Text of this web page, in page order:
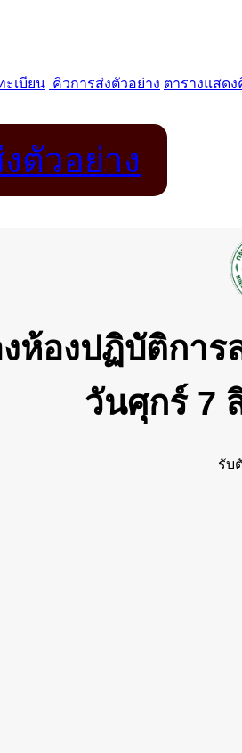
ตัวอย่าง
ห้องปฏิบัติกา
วันศุกร์ 7
รับ